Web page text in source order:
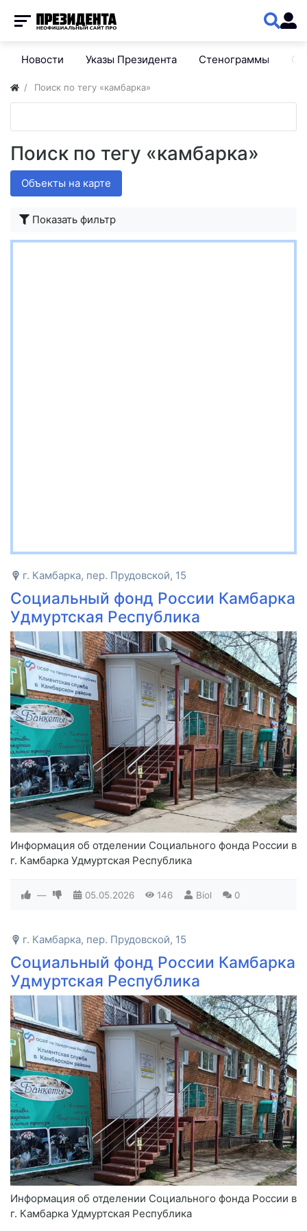
Новости Указы Президента Стенограммы
Поиск по тегу «камбарка»
Поиск по тегу «камбарка»
Объекты на карте
Показать фильтр
г. Камбарка, пер. Прудовской, 15
Социальный фонд России Камбарка
Удмуртская Республика
Информация об отделении Социального фонда России в
г. Камбарка Удмуртская Республика
— 05.05.2026 146 Biol 0
г. Камбарка, пер. Прудовской, 15
Социальный фонд России Камбарка
Удмуртская Республика
Информация об отделении Социального фонда России в
г. Камбарка Удмуртская Республика